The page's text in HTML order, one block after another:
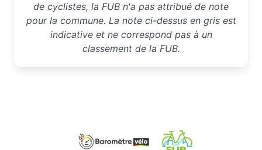
de cyclistes, la FUB n'a pas attribué de note
pour la commune. La note ci-dessus en gris est
indicative et ne correspond pas à un
classement de la FUB.